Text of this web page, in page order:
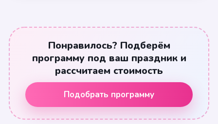
Понравилось? Подберём
программу под ваш праздник и
рассчитаем стоимость
Подобрать программу